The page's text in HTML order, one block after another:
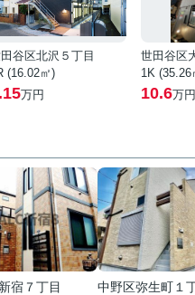
谷区北沢５丁目
(16.02㎡)
万円
世田谷区
1K (35.26
10.6万円
宿７丁目
中野区弥生町１